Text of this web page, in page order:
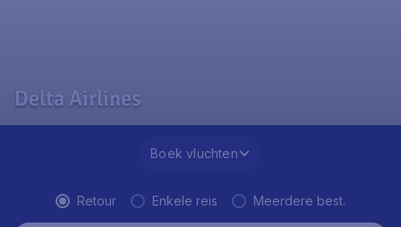
Delta Airlines
Boek vluchten
Retour Enkele reis Meerdere best.